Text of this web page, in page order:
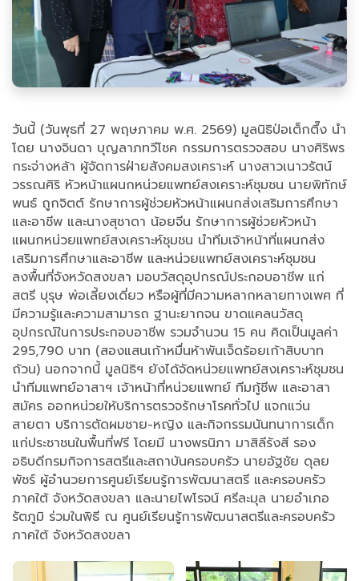
วันนี้ (วันพุธที่ 27 พฤษภาคม พ.ศ. 2569) มูลนิธิป่อเต็กตึ๊ง นำ
โดย นางจินดา บุญลาภทวีโชค กรรมการตรวจสอบ นางศิริพร
กระจ่างหล้า ผู้จัดการฝ่ายสังคมสงเคราะห์ นางสาวเนาวรัตน์
วรรณศิริ หัวหน้าแผนกหน่วยแพทย์สงเคราะห์ชุมชน นายพิทักษ์
พนธ์ ถูกจิตต์ รักษาการผู้ช่วยหัวหน้าแผนกส่งเสริมการศึกษา
และอาชีพ และนางสุชาดา น้อยจีน รักษาการผู้ช่วยหัวหน้า
แผนกหน่วยแพทย์สงเคราะห์ชุมชน นำทีมเจ้าหน้าที่แผนกส่ง
เสริมการศึกษาและอาชีพ และหน่วยแพทย์สงเคราะห์ชุมชน
ลงพื้นที่จังหวัดสงขลา มอบวัสดุอุปกรณ์ประกอบอาชีพ แก่
สตรี บุรุษ พ่อเลี้ยงเดี่ยว หรือผู้ที่มีความหลากหลายทางเพศ ที่
มีความรู้และความสามารถ ฐานะยากจน ขาดแคลนวัสดุ
อุปกรณ์ในการประกอบอาชีพ รวมจำนวน 15 คน คิดเป็นมูลค่า
295,790 บาท (สองแสนเก้าหมื่นห้าพันเจ็ดร้อยเก้าสิบบาท
ถ้วน) นอกจากนี้ มูลนิธิฯ ยังได้จัดหน่วยแพทย์สงเคราะห์ชุมชน
นำทีมแพทย์อาสาฯ เจ้าหน้าที่หน่วยแพทย์ ทีมกู้ชีพ และอาสา
สมัคร ออกหน่วยให้บริการตรวจรักษาโรคทั่วไป แจกแว่น
สายตา บริการตัดผมชาย-หญิง และกิจกรรมนันทนาการเด็ก
แก่ประชาชนในพื้นที่ฟรี โดยมี นางพรนิภา มาสิลีรังสี รอง
อธิบดีกรมกิจการสตรีและสถาบันครอบครัว นายอัฐชัย ดุลย
พัชร์ ผู้อำนวยการศูนย์เรียนรู้การพัฒนาสตรี และครอบครัว
ภาคใต้ จังหวัดสงขลา และนายไพโรจน์ ศรีละมุล นายอำเภอ
รัตภูมิ ร่วมในพิธี ณ ศูนย์เรียนรู้การพัฒนาสตรีและครอบครัว
ภาคใต้ จังหวัดสงขลา